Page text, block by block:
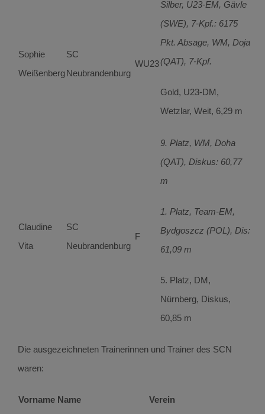
Sophie
Weißenberg
SC
Neubrandenburg
WU23
Silber, U23-EM, Gävle
(SWE), 7-Kpf.: 6175
Pkt. Absage, WM, Doja
(QAT), 7-Kpf.
Gold, U23-DM,
Wetzlar, Weit, 6,29 m
Claudine
Vita
SC
Neubrandenburg
F
9. Platz, WM, Doha
(QAT), Diskus: 60,77
m
1. Platz, Team-EM,
Bydgoszcz (POL), Dis:
61,09 m
5. Platz, DM,
Nürnberg, Diskus,
60,85 m
Die ausgezeichneten Trainerinnen und Trainer des SCN
waren:
Vorname Name
Verein